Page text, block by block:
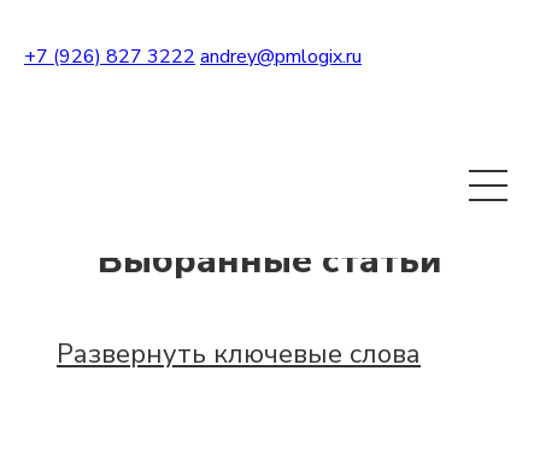
+7 (926) 827 3222 andrey@pmlogix.ru
Выбранные статьи
Развернуть ключевые слова